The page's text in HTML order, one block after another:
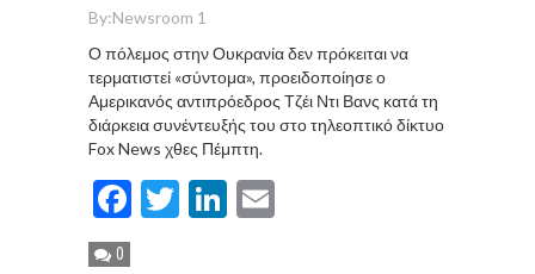
By:Newsroom 1
Ο πόλεμος στην Ουκρανία δεν πρόκειται να
τερματιστεί «σύντομα», προειδοποίησε ο
Αμερικανός αντιπρόεδρος Τζέι Ντι Βανς κατά τη
διάρκεια συνέντευξής του στο τηλεοπτικό δίκτυο
Fox News χθες Πέμπτη.
Facebook
TwitterLinkedIn
0